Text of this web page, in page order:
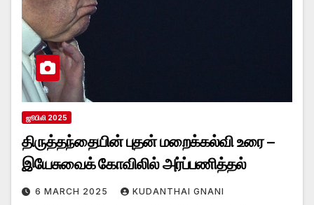
ஜூபிலி 2025
திருத்தந்தையின் புதன் மறைக்கல்வி உரை –
இயேசுவைக் கோவிலில் அர்ப்பணித்தல்
6 MARCH 2025 KUDANTHAI GNANI